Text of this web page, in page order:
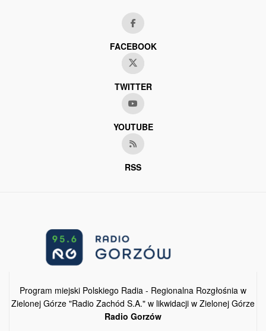
FACEBOOK
TWITTER
YOUTUBE
RSS
Program miejski Polskiego Radia - Regionalna Rozgłośnia w
Zielonej Górze "Radio Zachód S.A." w likwidacji w Zielonej Górze
Radio Gorzów